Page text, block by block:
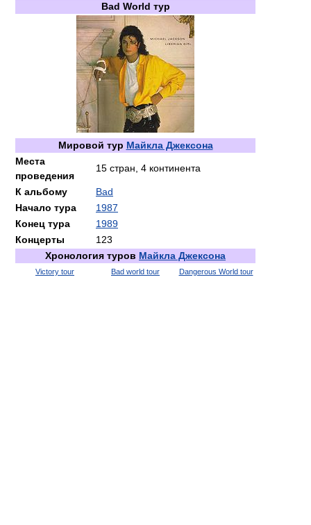
Bad World тур
Мировой тур Майкла Джексона
Места
проведения
15 стран, 4 континента
К альбому
Bad
Начало тура
1987
Конец тура
1989
Концерты
123
Хронология туров Майкла Джексона
Victory tour Bad world tour Dangerous World tour